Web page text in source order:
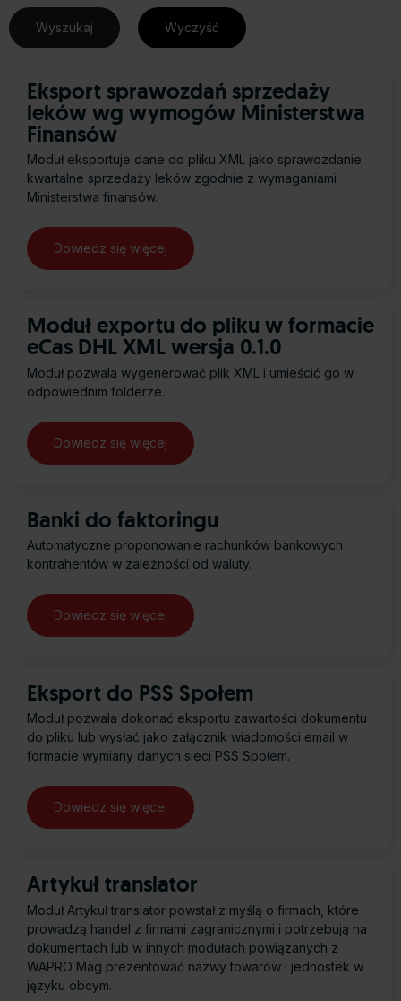
Eksport sprawozdań sprzedaży
leków wg wymogów Ministerstwa
Finansów
Moduł eksportuje dane do pliku XML jako sprawozdanie
kwartalne sprzedaży leków zgodnie z wymaganiami
Ministerstwa finansów.
Moduł exportu do pliku w formacie
eCas DHL XML wersja 0.1.0
Moduł pozwala wygenerować plik XML i umieścić go w
odpowiednim folderze.
Banki do faktoringu
Automatyczne proponowanie rachunków bankowych
kontrahentów w zależności od waluty.
Eksport do PSS Społem
Moduł pozwala dokonać eksportu zawartości dokumentu
do pliku lub wysłać jako załącznik wiadomości email w
formacie wymiany danych sieci PSS Społem.
Artykuł translator
Moduł Artykuł translator powstał z myślą o firmach, które
prowadzą handel z firmami zagranicznymi i potrzebują na
dokumentach lub w innych modułach powiązanych z
WAPRO Mag prezentować nazwy towarów i jednostek w
języku obcym.